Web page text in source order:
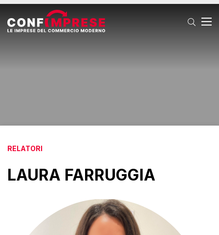
RELATORI
LAURA FARRUGGIA